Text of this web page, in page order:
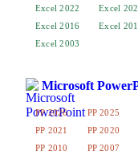
Excel 2022
Excel
Excel 2016
Excel
Excel 2003
Microsoft
PP 2026 PP 2025
PP 2021
PP 2020
PP 2010
PP 2007